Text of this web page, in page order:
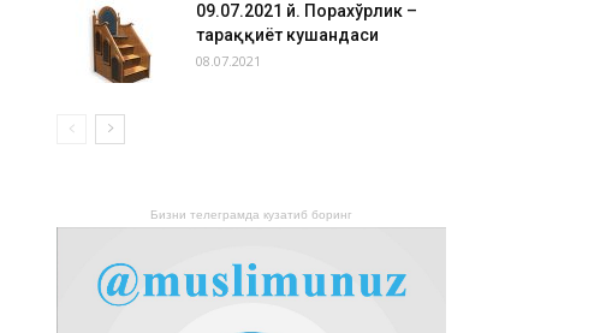
09.07.2021 й. Порахўрлик –
тараққиёт кушандаси
08.07.2021
Бизни телеграмда кузатиб боринг